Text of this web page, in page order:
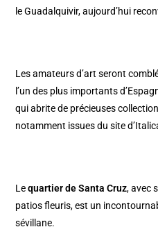
le Guadalquivir, aujourd’hui
Les amateurs d’art seront
l’un des plus importants
qui abrite de précieuses
notamment issues du site
Lequartier de Santa Cruz, avec
patios fleuris, est un
sévillane.